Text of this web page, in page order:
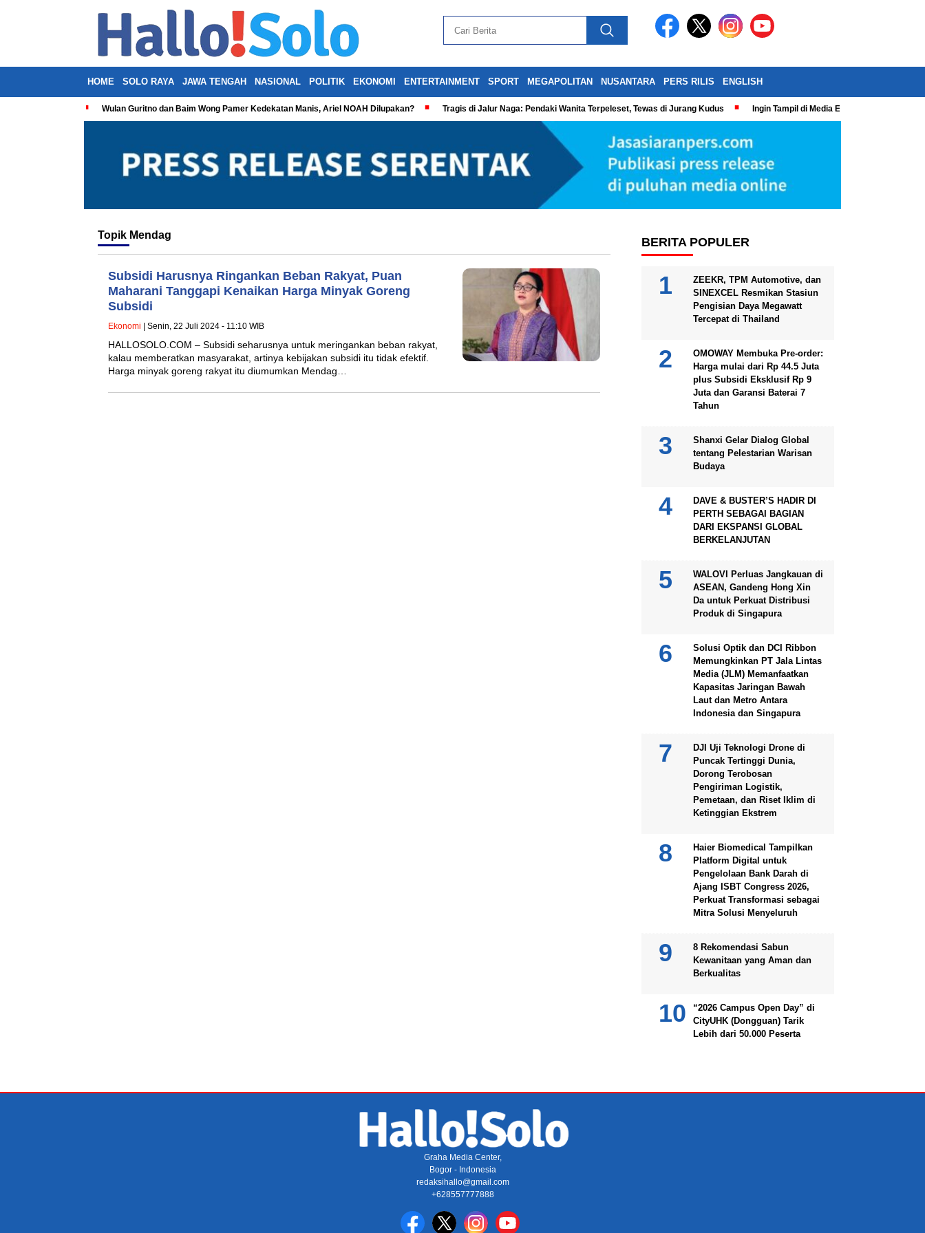
HOME SOLO RAYA JAWA TENGAH NASIONAL POLITIK EKONOMI ENTERTAINMENT SPORT MEGAPOLITAN NUSANTARA PERS RILIS ENGLISH
Wulan Guritno dan Baim Wong Pamer Kedekatan Manis, Ariel NOAH Dilupakan? Tragis di Jalur Naga: Pendaki Wanita Terpeleset, Tewas di Jurang Kudus Ingin Tampil di Media Ekonomi dan Bisnis
Topik Mendag
Subsidi Harusnya Ringankan Beban Rakyat, Puan
Maharani Tanggapi Kenaikan Harga Minyak Goreng
Subsidi
Ekonomi | Senin, 22 Juli 2024 - 11:10 WIB
HALLOSOLO.COM – Subsidi seharusnya untuk meringankan beban rakyat,
kalau memberatkan masyarakat, artinya kebijakan subsidi itu tidak efektif.
Harga minyak goreng rakyat itu diumumkan Mendag…
BERITA POPULER
ZEEKR, TPM Automotive, dan
SINEXCEL Resmikan Stasiun
Pengisian Daya Megawatt
Tercepat di Thailand
OMOWAY Membuka Pre-order:
Harga mulai dari Rp 44.5 Juta
plus Subsidi Eksklusif Rp 9
Juta dan Garansi Baterai 7
Tahun
Shanxi Gelar Dialog Global
tentang Pelestarian Warisan
Budaya
DAVE & BUSTER’S HADIR DI
PERTH SEBAGAI BAGIAN
DARI EKSPANSI GLOBAL
BERKELANJUTAN
WALOVI Perluas Jangkauan di
ASEAN, Gandeng Hong Xin
Da untuk Perkuat Distribusi
Produk di Singapura
Solusi Optik dan DCI Ribbon
Memungkinkan PT Jala Lintas
Media (JLM) Memanfaatkan
Kapasitas Jaringan Bawah
Laut dan Metro Antara
Indonesia dan Singapura
DJI Uji Teknologi Drone di
Puncak Tertinggi Dunia,
Dorong Terobosan
Pengiriman Logistik,
Pemetaan, dan Riset Iklim di
Ketinggian Ekstrem
Haier Biomedical Tampilkan
Platform Digital untuk
Pengelolaan Bank Darah di
Ajang ISBT Congress 2026,
Perkuat Transformasi sebagai
Mitra Solusi Menyeluruh
8 Rekomendasi Sabun
Kewanitaan yang Aman dan
Berkualitas
“2026 Campus Open Day” di
CityUHK (Dongguan) Tarik
Lebih dari 50.000 Peserta
Graha Media Center,
Bogor - Indonesia
redaksihallo@gmail.com
+628557777888